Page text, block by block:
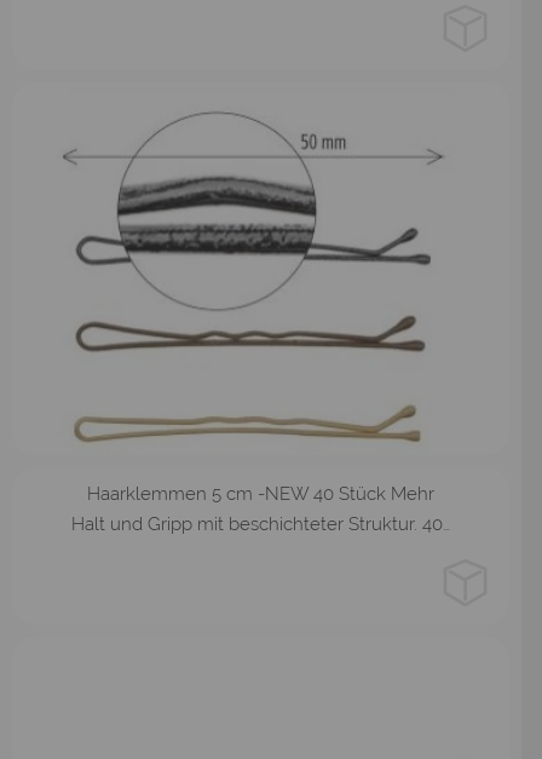
blond braun
Haarklemmen 5 cm -NEW 40 Stück Mehr
Halt und Gripp mit beschichteter Struktur. 40…